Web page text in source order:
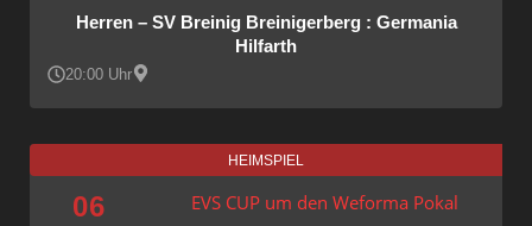
Herren – SV Breinig Breinigerberg : Germania
Hilfarth
20:00 Uhr
HEIMSPIEL
06 EVS CUP um den Weforma Pokal